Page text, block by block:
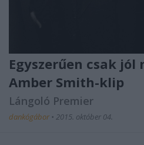
Egyszerűen csak jól
Amber Smith-klip
Lángoló Premier
dankógábor • 2015. október 04.